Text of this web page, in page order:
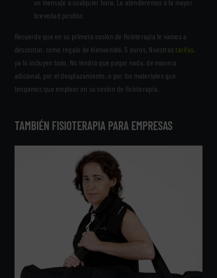
un mensaje a cualquier hora. Le atenderemos a la mayor
brevedad posible.
Recuerde que en su primera sesión de fisioterapia le vamos a
descontar, como regalo de bienvenida, 5 euros. Nuestrastarifas,
ya lo incluyen todo. No tendrá que pagar nada, de manera
adicional, por el desplazamiento, o por los materiales que
tengamos que emplear en su sesión de fisioterapia.
TAMBIÉN FISIOTERAPIA PARA EMPRESAS